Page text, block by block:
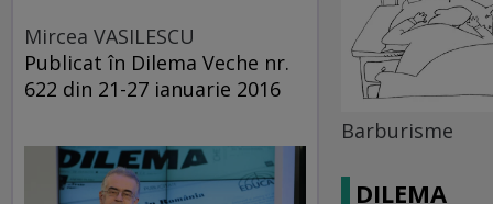
Mircea VASILESCU
Publicat în Dilema Veche nr.
622 din 21-27 ianuarie 2016
Barburisme
DILEMA